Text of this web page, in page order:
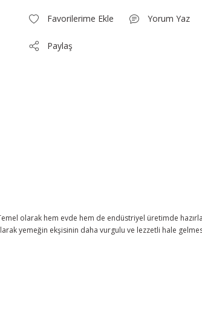
Yorum Yaz
Paylaş
olarak hem evde hem de endüstriyel üretimde
yemeğin ekşisinin daha vurgulu ve lezzetli hale